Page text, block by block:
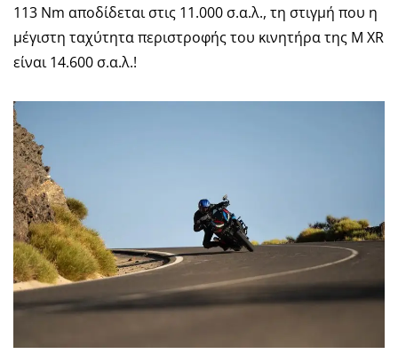
113 Nm αποδίδεται στις 11.000 σ.α.λ., τη στιγμή που η
μέγιστη ταχύτητα περιστροφής του κινητήρα της M XR
είναι 14.600 σ.α.λ.!